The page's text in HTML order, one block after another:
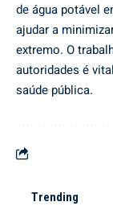
de água potável
ajudar a
extremo. O
autoridades é
saúde pública.
Trending